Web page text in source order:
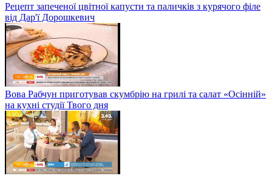
Рецепт запеченої цвітної капусти та паличків з курячого філе
від Дар'ї Дорошкевич
Вова Рабчун приготував скумбрію на грилі та салат «Осінній»
на кухні студії Твого дня